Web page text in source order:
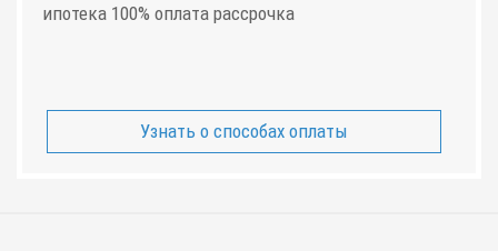
ипотека 100% оплата рассрочка
Узнать о способах оплаты